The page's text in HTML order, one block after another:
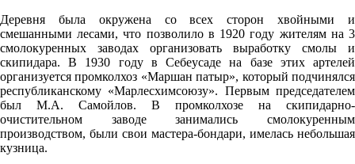
19.3°
764
58%
3
201°
06.08
Деревня была окружена со всех сторон хвойными и
смешанными лесами, что позволило в 1920 году жителям на 3
смолокуренных заводах организовать выработку смолы и
скипидара. В 1930 году в Себеусаде на базе этих артелей
организуется промколхоз «Маршан патыр», который подчинялся
республиканскому «Марлесхимсоюзу». Первым председателем
был М.А. Самойлов. В промколхозе на скипидарно-
очистительном заводе занимались смолокуренным
производством, были свои мастера-бондари, имелась небольшая
кузница.